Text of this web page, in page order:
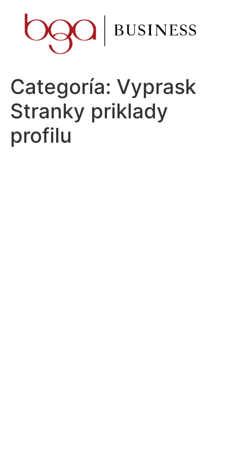
contenido
Categoría: Vyprask
Stranky priklady
profilu